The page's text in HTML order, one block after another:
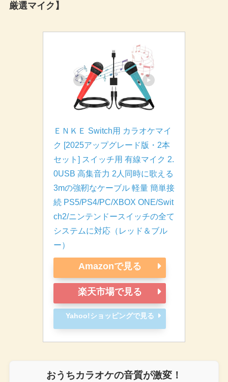
厳選マイク】
ＥＮＫＥ Switch用 カラオケマイ
ク [2025アップグレード版・2本
セット] スイッチ用 有線マイク 2.
0USB 高集音力 2人同時に歌える
3mの強靭なケーブル 軽量 簡単接
続 PS5/PS4/PC/XBOX ONE/Swit
ch2/ニンテンドースイッチの全て
システムに対応（レッド＆ブル
ー）
Amazonで見る
楽天市場で見る
Yahoo!ショッピングで見る
おうちカラオケの音質が激変！